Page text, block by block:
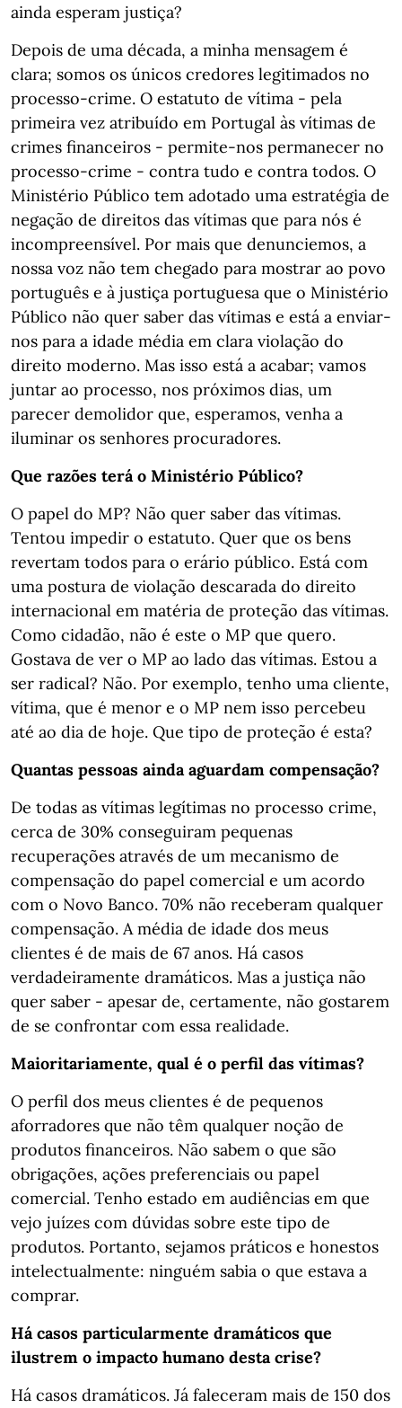
ainda esperam justiça?
Depois de uma década, a minha mensagem é
clara; somos os únicos credores legitimados no
processo-crime. O estatuto de vítima - pela
primeira vez atribuído em Portugal às vítimas de
crimes financeiros - permite-nos permanecer no
processo-crime - contra tudo e contra todos. O
Ministério Público tem adotado uma estratégia de
negação de direitos das vítimas que para nós é
incompreensível. Por mais que denunciemos, a
nossa voz não tem chegado para mostrar ao povo
português e à justiça portuguesa que o Ministério
Público não quer saber das vítimas e está a enviar-
nos para a idade média em clara violação do
direito moderno. Mas isso está a acabar; vamos
juntar ao processo, nos próximos dias, um
parecer demolidor que, esperamos, venha a
iluminar os senhores procuradores.
Que razões terá o Ministério Público?
O papel do MP? Não quer saber das vítimas.
Tentou impedir o estatuto. Quer que os bens
revertam todos para o erário público. Está com
uma postura de violação descarada do direito
internacional em matéria de proteção das vítimas.
Como cidadão, não é este o MP que quero.
Gostava de ver o MP ao lado das vítimas. Estou a
ser radical? Não. Por exemplo, tenho uma cliente,
vítima, que é menor e o MP nem isso percebeu
até ao dia de hoje. Que tipo de proteção é esta?
Quantas pessoas ainda aguardam compensação?
De todas as vítimas legítimas no processo crime,
cerca de 30% conseguiram pequenas
recuperações através de um mecanismo de
compensação do papel comercial e um acordo
com o Novo Banco. 70% não receberam qualquer
compensação. A média de idade dos meus
clientes é de mais de 67 anos. Há casos
verdadeiramente dramáticos. Mas a justiça não
quer saber - apesar de, certamente, não gostarem
de se confrontar com essa realidade.
Maioritariamente, qual é o perfil das vítimas?
O perfil dos meus clientes é de pequenos
aforradores que não têm qualquer noção de
produtos financeiros. Não sabem o que são
obrigações, ações preferenciais ou papel
comercial. Tenho estado em audiências em que
vejo juízes com dúvidas sobre este tipo de
produtos. Portanto, sejamos práticos e honestos
intelectualmente: ninguém sabia o que estava a
comprar.
Há casos particularmente dramáticos que
ilustrem o impacto humano desta crise?
Há casos dramáticos. Já faleceram mais de 150 dos